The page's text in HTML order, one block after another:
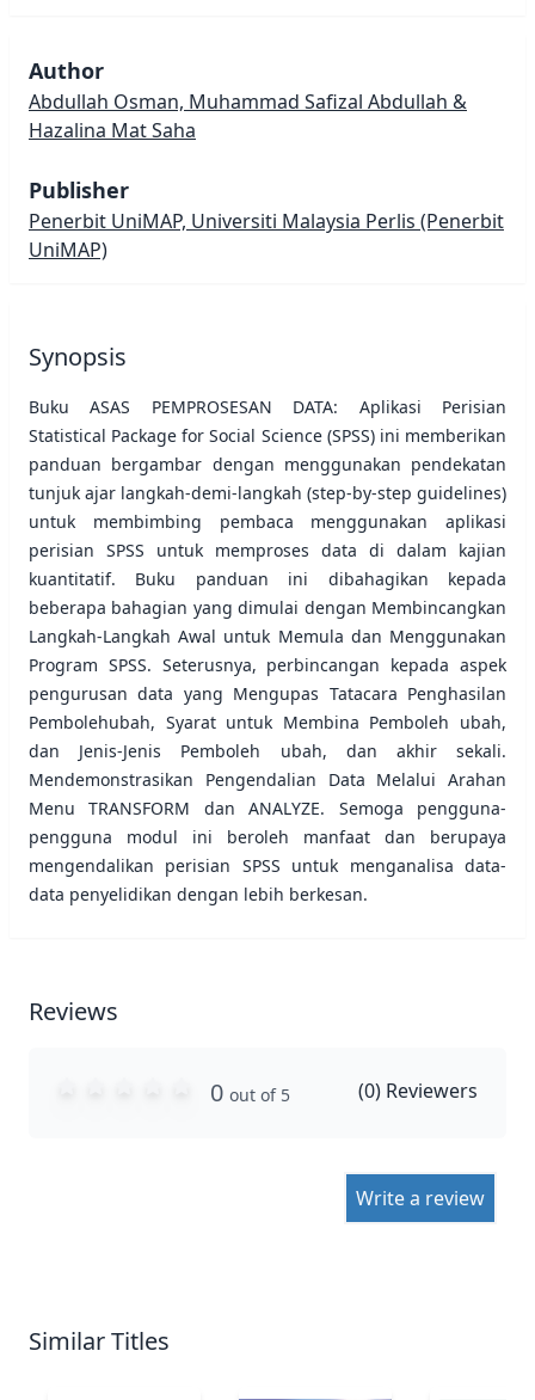
Author
Abdullah Osman, Muhammad Safizal Abdullah &
Hazalina Mat Saha
Publisher
Penerbit UniMAP, Universiti Malaysia Perlis (Penerbit
UniMAP)
Synopsis
Buku ASAS PEMPROSESAN DATA: Aplikasi Perisian
Statistical Package for Social Science (SPSS) ini memberikan
panduan bergambar dengan menggunakan pendekatan
tunjuk ajar langkah-demi-langkah (step-by-step guidelines)
untuk membimbing pembaca menggunakan aplikasi
perisian SPSS untuk memproses data di dalam kajian
kuantitatif. Buku panduan ini dibahagikan kepada
beberapa bahagian yang dimulai dengan Membincangkan
Langkah-Langkah Awal untuk Memula dan Menggunakan
Program SPSS. Seterusnya, perbincangan kepada aspek
pengurusan data yang Mengupas Tatacara Penghasilan
Pembolehubah, Syarat untuk Membina Pemboleh ubah,
dan Jenis-Jenis Pemboleh ubah, dan akhir sekali.
Mendemonstrasikan Pengendalian Data Melalui Arahan
Menu TRANSFORM dan ANALYZE. Semoga pengguna-
pengguna modul ini beroleh manfaat dan berupaya
mengendalikan perisian SPSS untuk menganalisa data-
data penyelidikan dengan lebih berkesan.
Reviews
0 out of 5 (0) Reviewers
Write a review
Similar Titles